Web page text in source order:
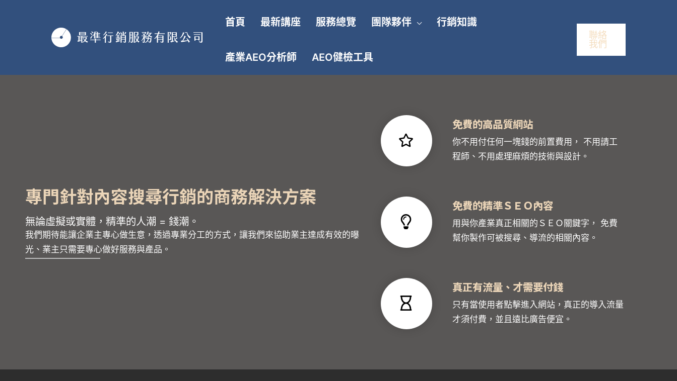
首頁 最新講座 服務總覽 團隊夥伴 行銷知識
產業AEO分析師 AEO健檢工具
聯絡
我們
專門針對內容搜尋行銷的商務解決方案
無論虛擬或實體，精準的人潮 = 錢潮。
我們期待能讓企業主專心做生意，透過專業分工的方式，讓我們來協助業主達成有效的曝
光、業主只需要專心做好服務與產品。
免費的高品質網站
你不用付任何一塊錢的前置費用， 不用請工
程師、不用處理麻煩的技術與設計。
免費的精準ＳＥＯ內容
用與你產業真正相關的ＳＥＯ關鍵字， 免費
幫你製作可被搜尋、導流的相關內容。
真正有流量、才需要付錢
只有當使用者點擊進入網站，真正的導入流量
才須付費，並且遠比廣告便宜。